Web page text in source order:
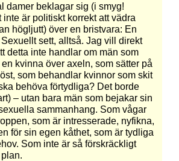
damer beklagar sig (i smyg!
inte är politiskt korrekt att vädra
högljutt) över en bristvara: En
Sexuellt sett, alltså. Jag vill direkt
detta inte handlar om män som
kvinna över axeln, som sätter på
som behandlar kvinnor som skit
behöva förtydliga? Det borde
– utan bara män som bejakar sin
sammanhang. Som vågar
som är intresserade, nyfikna,
för sin egen kåthet, som är tydliga
Som inte är så förskräckligt